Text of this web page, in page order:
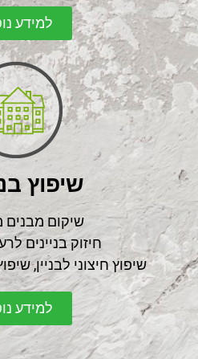
למידע נוסף
שיפוץ
שיקום מבנים
חיזוק בניינים
שיפוץ חיצוני לבניין, שיפוץ
למידע נוסף